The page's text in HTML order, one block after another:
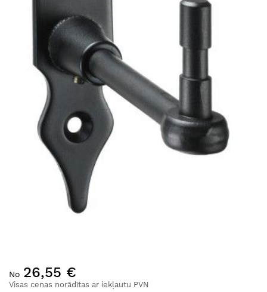
uz
galerijas
Visas cenas norādītas ar iekļautu PVN
No 26,55 €